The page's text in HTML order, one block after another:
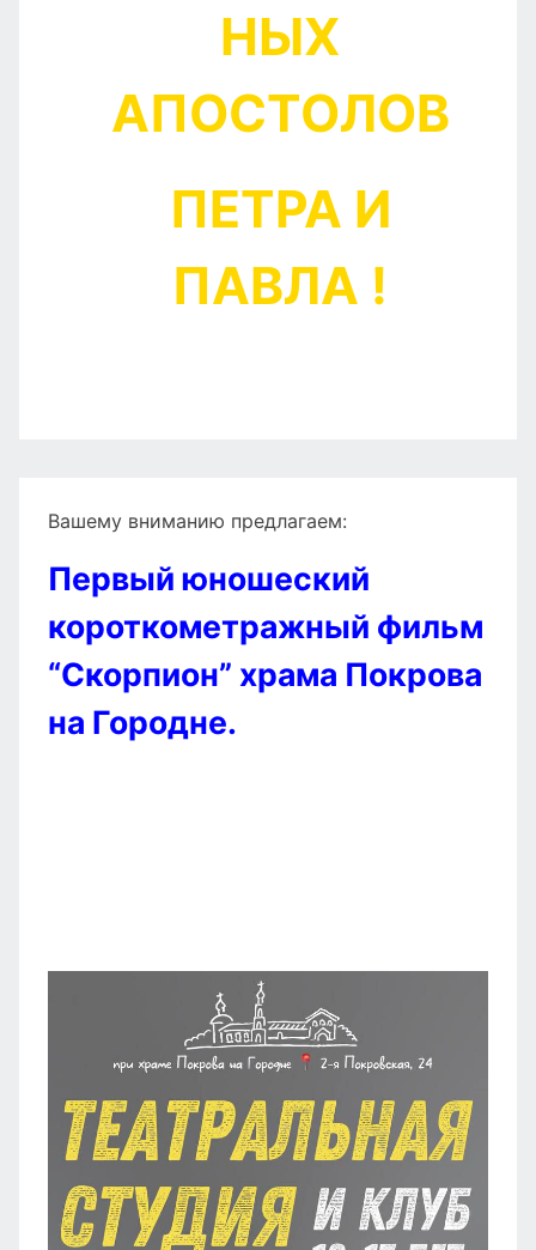
НЫХ
АПОСТОЛОВ
ПЕТРА И
ПАВЛА !
Вашему вниманию предлагаем:
Первый юношеский
короткометражный фильм
“Скорпион” храма Покрова
на Городне.